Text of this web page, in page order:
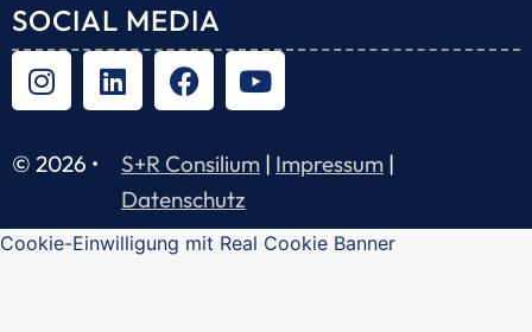
SOCIAL MEDIA
© 2026 • S+R Consilium | Impressum |
Datenschutz
Cookie-Einwilligung mit Real Cookie Banner